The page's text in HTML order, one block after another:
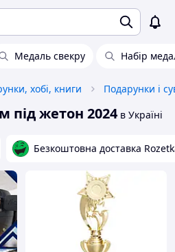
Медаль свекру Набір
хобі, книги Подарунки і
під жетон 2024 в Україні
Безкоштовна доставка